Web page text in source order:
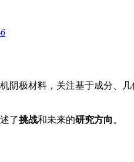
阴极材料，关注基于成分、
了挑战和未来的研究方向。